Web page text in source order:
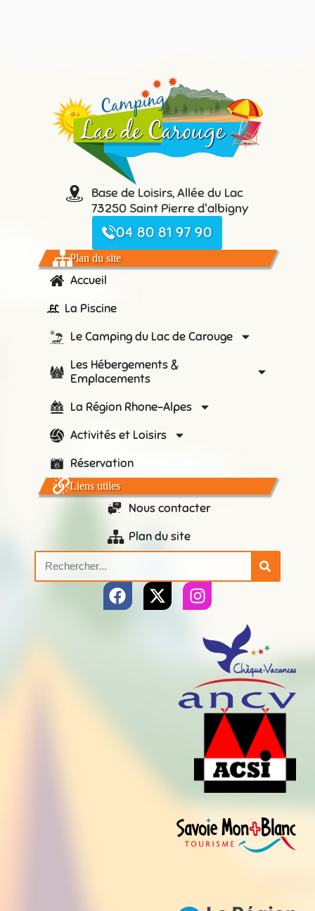
Base de Loisirs, Allée du Lac
73250 Saint Pierre d'albigny
04 80 81 97 90
Plan du site
Accueil
La Piscine
Le Camping du Lac de Carouge
Les Hébergements &
Emplacements
La Région Rhone-Alpes
Activités et Loisirs
Réservation
Liens utiles
Nous contacter
Plan du site